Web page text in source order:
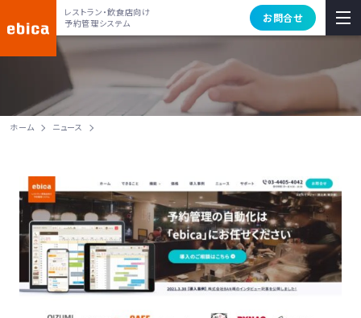
レストラン・飲食店向け
予約管理システム
お問合せ
ホーム ニュース